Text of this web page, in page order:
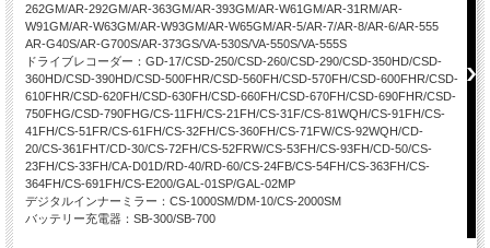
262GM/AR-292GM/AR-363GM/AR-393GM/AR-W61GM/AR-31RM/AR-
W91GM/AR-W63GM/AR-W93GM/AR-W65GM/AR-5/AR-7/AR-8/AR-6/AR-555
AR-G40S/AR-G700S/AR-373GS/VA-530S/VA-550S/VA-555S
ドライブレコーダー：GD-17/CSD-250/CSD-260/CSD-290/CSD-350HD/CSD-
360HD/CSD-390HD/CSD-500FHR/CSD-560FH/CSD-570FH/CSD-600FHR/CSD-
610FHR/CSD-620FH/CSD-630FH/CSD-660FH/CSD-670FH/CSD-690FHR/CSD-
750FHG/CSD-790FHG/CS-11FH/CS-21FH/CS-31F/CS-81WQH/CS-91FH/CS-
41FH/CS-51FR/CS-61FH/CS-32FH/CS-360FH/CS-71FW/CS-92WQH/CD-
20/CS-361FHT/CD-30/CS-72FH/CS-52FRW/CS-53FH/CS-93FH/CD-50/CS-
23FH/CS-33FH/CA-D01D/RD-40/RD-60/CS-24FB/CS-54FH/CS-363FH/CS-
364FH/CS-691FH/CS-E200/GAL-01SP/GAL-02MP
デジタルインナーミラー：CS-1000SM/DM-10/CS-2000SM
バッテリー充電器：SB-300/SB-700